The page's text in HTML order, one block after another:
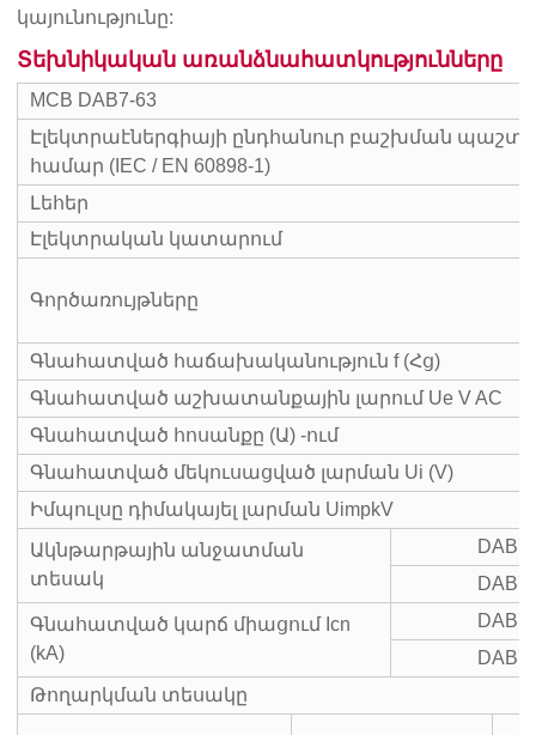
կայունությունը:
Տեխնիկական առանձնահատկությունները
MCB DAB7-63
Էլեկտրաէներգիայի ընդհանուր բաշխման
համար (IEC / EN 60898-1)
Լեհեր
Էլեկտրական կատարում
Գործառույթները
Գնահատված հաճախականություն f (Հց)
Գնահատված աշխատանքային լարում Ue V AC
Գնահատված հոսանքը (Ա) -ում
Գնահատված մեկուսացված լարման Ui (V)
Իմպուլսը դիմակայել լարման UimpkV
Ակնթարթային անջատման
տեսակ
Գնահատված կարճ միացում Icn
(kA)
Թողարկման տեսակը